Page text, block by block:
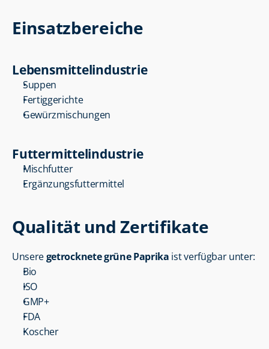
Einsatzbereiche
Lebensmittelindustrie
Suppen
Fertiggerichte
Gewürzmischungen
Futtermittelindustrie
Mischfutter
Ergänzungsfuttermittel
Qualität und Zertifikate
Unsere getrocknete grüne Paprika ist verfügbar unter:
Bio
ISO
GMP+
FDA
Koscher